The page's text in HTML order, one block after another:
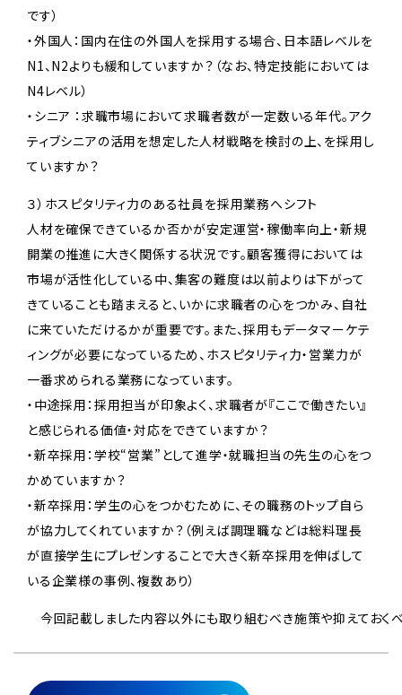
です）
・外国人：国内在住の外国人を採用する場合、日本語レベルを
N1、N2よりも緩和していますか？（なお、特定技能においては
N4レベル）
・シニア ：求職市場において求職者数が一定数いる年代。アク
ティブシニアの活用を想定した人材戦略を検討の上、を採用し
ていますか？
３）ホスピタリティ力のある社員を採用業務へシフト
人材を確保できているか否かが安定運営・稼働率向上・新規
開業の推進に大きく関係する状況です。顧客獲得においては
市場が活性化している中、集客の難度は以前よりは下がって
きていることも踏まえると、いかに求職者の心をつかみ、自社
に来ていただけるかが重要です。また、採用もデータマーケテ
ィングが必要になっているため、ホスピタリティ力・営業力が
一番求められる業務になっています。
・中途採用：採用担当が印象よく、求職者が『ここで働きたい』
と感じられる価値・対応をできていますか？
・新卒採用：学校“営業”として進学・就職担当の先生の心をつ
かめていますか？
・新卒採用：学生の心をつかむために、その職務のトップ自ら
が協力してくれていますか？（例えば調理職などは総料理長
が直接学生にプレゼンすることで大きく新卒採用を伸ばして
いる企業様の事例、複数あり）
今回記載しました内容以外にも取り組むべき施策や抑えておく